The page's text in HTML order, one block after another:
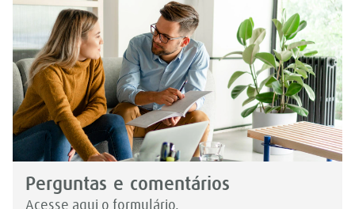
Perguntas e comentários
Acesse aqui o formulário.